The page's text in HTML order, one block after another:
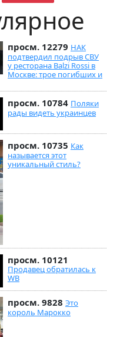
просм. 12279 НАК
подтвердил подрыв СВУ
у ресторана Balzi Rossi в
Москве: трое погибших и
просм. 10784 Поляки
рады видеть украинцев
просм. 10735 Как
называется этот
уникальный стиль?
просм. 10121
Продавец обратилась к
WB
просм. 9828 Это
король Марокко